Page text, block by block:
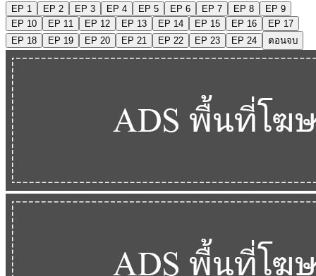
EP 1 EP 2 EP 3 EP 4 EP 5 EP 6 EP 7 EP 8
EP 9
EP 10
EP 11 EP 12 EP 13 EP 14 EP 15 EP 16
EP 17
EP 18
EP 19 EP 20 EP 21 EP 22 EP 23 EP 24 ตอนจบ